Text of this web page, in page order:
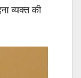
व्यक्त की